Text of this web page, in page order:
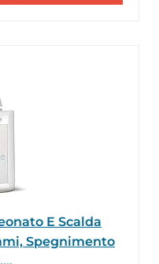
E Scalda
Spegnimento